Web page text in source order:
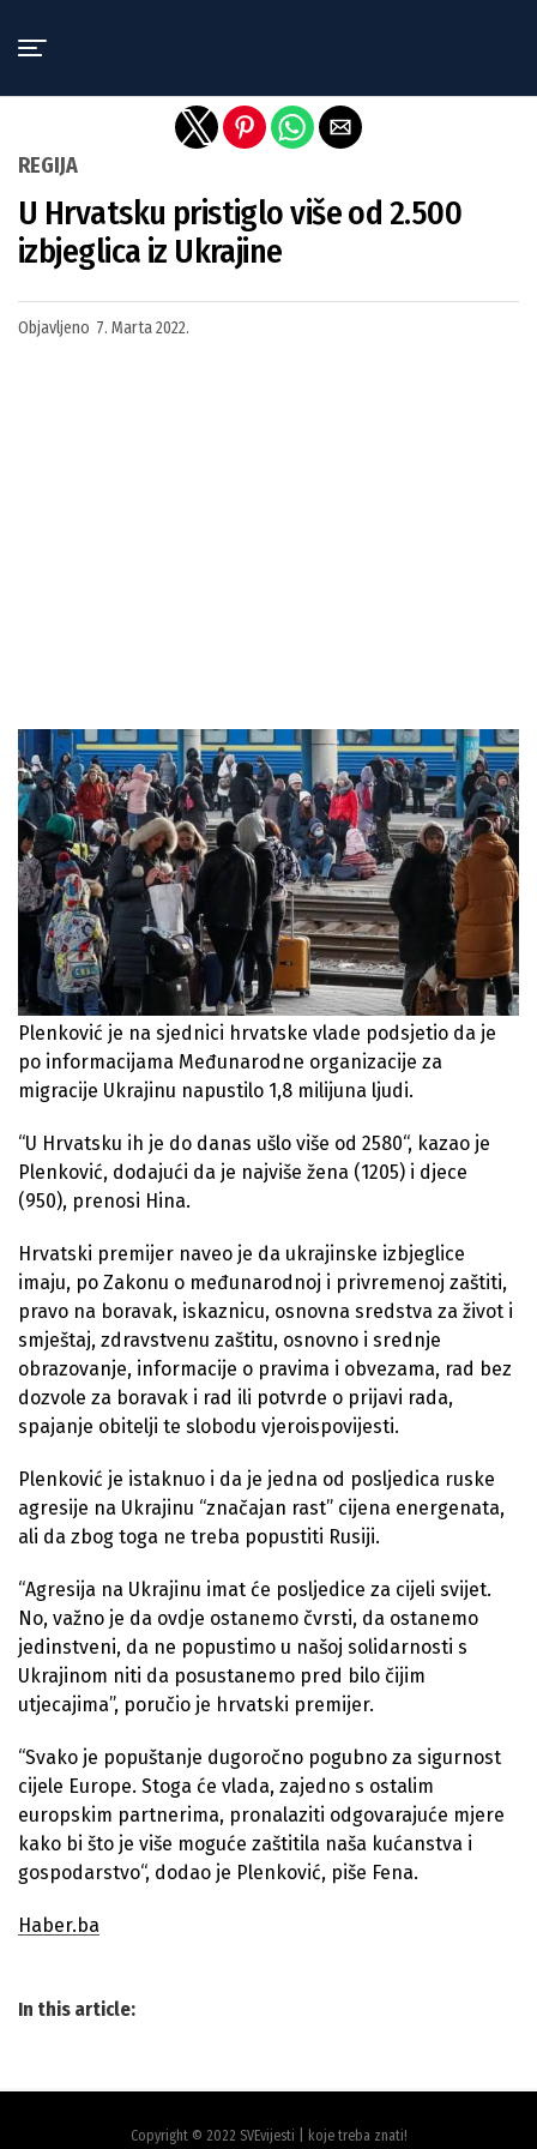
REGIJA
U Hrvatsku pristiglo više od 2.500
izbjeglica iz Ukrajine
Objavljeno 7. Marta 2022.
Plenković je na sjednici hrvatske vlade podsjetio da je
po informacijama Međunarodne organizacije za
migracije Ukrajinu napustilo 1,8 milijuna ljudi.
“U Hrvatsku ih je do danas ušlo više od 2580“, kazao je
Plenković, dodajući da je najviše žena (1205) i djece
(950), prenosi Hina.
Hrvatski premijer naveo je da ukrajinske izbjeglice
imaju, po Zakonu o međunarodnoj i privremenoj zaštiti,
pravo na boravak, iskaznicu, osnovna sredstva za život i
smještaj, zdravstvenu zaštitu, osnovno i srednje
obrazovanje, informacije o pravima i obvezama, rad bez
dozvole za boravak i rad ili potvrde o prijavi rada,
spajanje obitelji te slobodu vjeroispovijesti.
Plenković je istaknuo i da je jedna od posljedica ruske
agresije na Ukrajinu “značajan rast” cijena energenata,
ali da zbog toga ne treba popustiti Rusiji.
“Agresija na Ukrajinu imat će posljedice za cijeli svijet.
No, važno je da ovdje ostanemo čvrsti, da ostanemo
jedinstveni, da ne popustimo u našoj solidarnosti s
Ukrajinom niti da posustanemo pred bilo čijim
utjecajima”, poručio je hrvatski premijer.
“Svako je popuštanje dugoročno pogubno za sigurnost
cijele Europe. Stoga će vlada, zajedno s ostalim
europskim partnerima, pronalaziti odgovarajuće mjere
kako bi što je više moguće zaštitila naša kućanstva i
gospodarstvo“, dodao je Plenković, piše Fena.
Haber.ba
In this article:
Copyright © 2022 SVEvijesti | koje treba znati!